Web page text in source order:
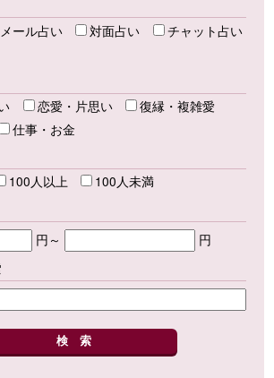
メール占い 対面占い
チャット占い
恋愛・片思い
復縁・複雑愛
仕事・お金
100人以上
100人未満
円～
円